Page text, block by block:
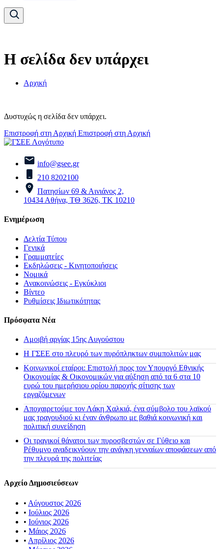
Η σελίδα δεν υπάρχει
Αρχική
Δυστυχώς η σελίδα δεν υπάρχει.
Επιστροφή στη Αρχική Επιστροφή στη Αρχική
info@gsee.gr
210 8202100
Πατησίων 69 & Αινιάνος 2,
10434 Αθήνα, ΤΘ 3626, ΤΚ 10210
Ενημέρωση
Δελτία Τύπου
Γενικά
Γραμματείες
Εκδηλώσεις - Κινητοποιήσεις
Νομικά
Ανακοινώσεις - Εγκύκλιοι
Βίντεο
Ρυθμίσεις Ιδιωτικότητας
Πρόσφατα Νέα
Αμοιβή αργίας 15ης Αυγούστου
H ΓΣΕΕ στο πλευρό των πυρόπληκτων συμπολιτών μας
Κοινωνικοί εταίροι: Επιστολή προς τον Υπουργό Εθνικής
Οικονομίας & Οικονομικών για αύξηση από τα 6 στα 10
ευρώ του ημερήσιου ορίου παροχής σίτισης των
εργαζόμενων
Αποχαιρετούμε τον Λάκη Χαλκιά, ένα σύμβολο του λαϊκού
μας τραγουδιού κι έναν άνθρωπο με βαθιά κοινωνική και
πολιτική συνείδηση
Οι τραγικοί θάνατοι των πυροσβεστών σε Γύθειο και
Ρέθυμνο αναδεικνύουν την ανάγκη γενναίων αποφάσεων από
την πλευρά της πολιτείας
Αρχείο Δημοσιεύσεων
• Αύγουστος 2026
• Ιούλιος 2026
• Ιούνιος 2026
• Μάιος 2026
• Απρίλιος 2026